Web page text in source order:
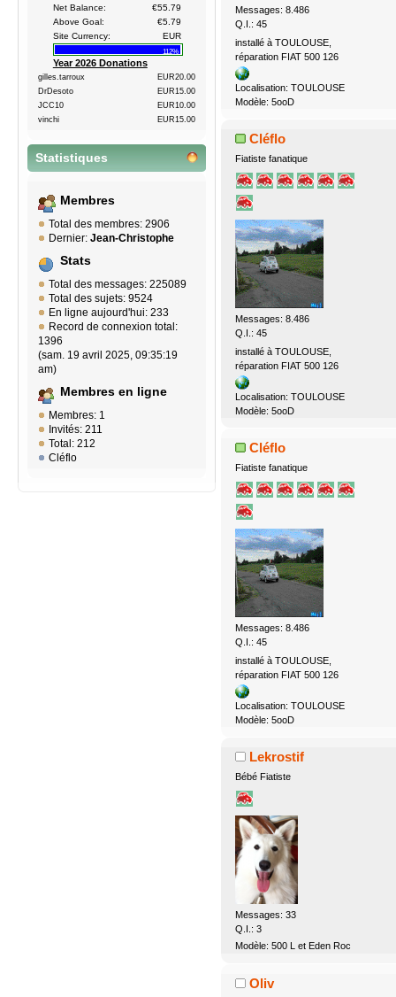
Net Balance:
€55.79
Above Goal:
€5.79
Site Currency:
EUR
112%
Year 2026 Donations
gilles.tarroux
EUR20.00
DrDesoto
EUR15.00
JCC10
EUR10.00
vinchi
EUR15.00
Statistiques
Membres
Total des membres: 2906
Dernier: Jean-Christophe
Stats
Total des messages: 225089
Total des sujets: 9524
En ligne aujourd'hui: 233
Record de connexion total:
1396
(sam. 19 avril 2025, 09:35:19
am)
Membres en ligne
Membres: 1
Invités: 211
Total: 212
Cléflo
Messages: 8.486
Q.I.: 45
installé à TOULOUSE,
réparation FIAT 500 126
Localisation: TOULOUSE
Modèle: 5ooD
Cléflo
Fiatiste fanatique
Messages: 8.486
Q.I.: 45
installé à TOULOUSE,
réparation FIAT 500 126
Localisation: TOULOUSE
Modèle: 5ooD
Cléflo
Fiatiste fanatique
Messages: 8.486
Q.I.: 45
installé à TOULOUSE,
réparation FIAT 500 126
Localisation: TOULOUSE
Modèle: 5ooD
Lekrostif
Bébé Fiatiste
Messages: 33
Q.I.: 3
Modèle: 500 L et Eden Roc
Oliv